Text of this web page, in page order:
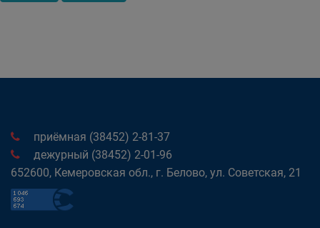
приёмная (38452) 2-81-37
дежурный (38452) 2-01-96
652600, Кемеровская обл., г. Белово, ул. Советская, 21